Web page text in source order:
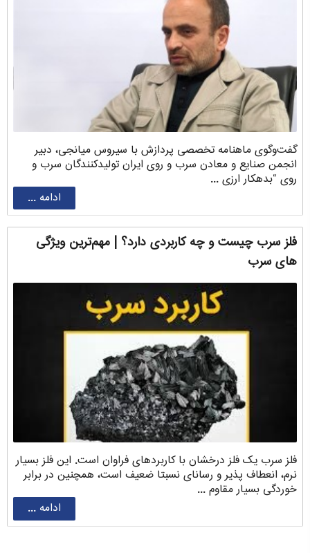
گفت‌وگوی ماهنامه تخصصی پردازش با سیروس ‌میانجی، دبیر
انجمن صنایع و معادن سرب و روی ایران تولیدکنندگان سرب و
روی “بدهکار ارزی ...
ادامه ...
فلز سرب چیست و چه کاربردی دارد؟ | مهم‌ترین ویژگی
های سرب
فلز سرب یک فلز درخشان با کاربردهای فراوان است. این فلز بسیار
نرم، انعطاف پذیر و رسانای نسبتا ضعیف است، همچنین در برابر
خوردگی بسیار مقاوم ...
ادامه ...